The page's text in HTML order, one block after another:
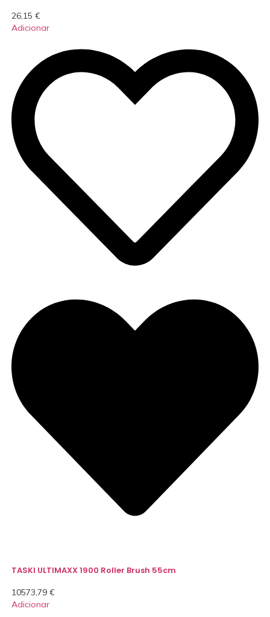
26,15 €
Adicionar
TASKI ULTIMAXX 1900 Roller Brush 55cm
10573,79 €
Adicionar